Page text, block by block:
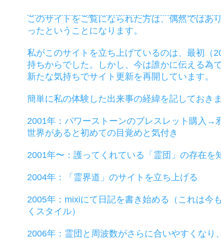
このサイトをご覧になられた方は、偶然ではあ
ったということになります。
私がこのサイトを立ち上げているのは、最初（
持ちからでした。しかし、今は誰かに伝える為
新たな気持ちでサイト更新を再開しています。
簡単に私の体験した出来事の経緯を記しておき
2001年：パワーストーンのブレスレット購入
世界があると初めての目覚めと気付き
2001年〜：護ってくれている「霊団」の存在
2004年：「霊界道」のサイトを立ち上げる
2005年：mixiにて日記を書き始める（これは今
くスタイル）
2006年：霊団と周波数がさらに合いやすくな